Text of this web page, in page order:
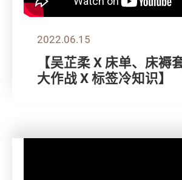
2022.06.15
【吴芷柔 X 床单、床褥
大作战 X 标签冷知识】